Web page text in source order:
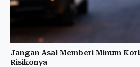
Jangan Asal Memberi Minum
Risikonya